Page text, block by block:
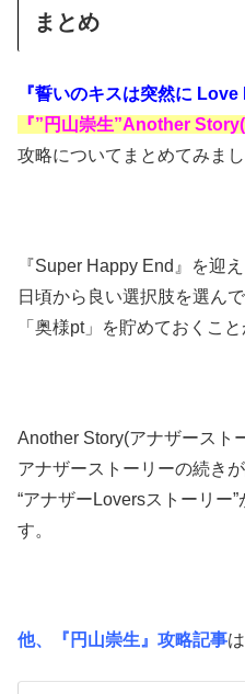
まとめ
『誓いのキスは突然に Love
『”円山崇生”Another
攻略についてまとめてみまし
『Super Happy End』を迎え
日頃から良い選択肢を選んで
「奥様pt」を貯めておくこ
Another Story(アナザースト
アナザーストーリーの続き
“アナザーLoversストーリー
す。
他、『円山崇生』攻略記事